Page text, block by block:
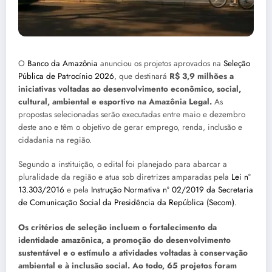
O Banco da Amazônia anunciou os projetos aprovados na Seleção
Pública de Patrocínio 2026, que destinará R$ 3,9 milhões a
iniciativas voltadas ao desenvolvimento econômico, social,
cultural, ambiental e esportivo na Amazônia Legal. As
propostas selecionadas serão executadas entre maio e dezembro
deste ano e têm o objetivo de gerar emprego, renda, inclusão e
cidadania na região.
Segundo a instituição, o edital foi planejado para abarcar a
pluralidade da região e atua sob diretrizes amparadas pela Lei nº
13.303/2016 e pela Instrução Normativa nº 02/2019 da Secretaria
de Comunicação Social da Presidência da República (Secom).
Os critérios de seleção incluem o fortalecimento da
identidade amazônica, a promoção do desenvolvimento
sustentável e o estímulo a atividades voltadas à conservação
ambiental e à inclusão social. Ao todo, 65 projetos foram